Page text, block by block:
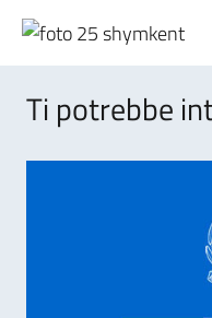
Ti potrebbe